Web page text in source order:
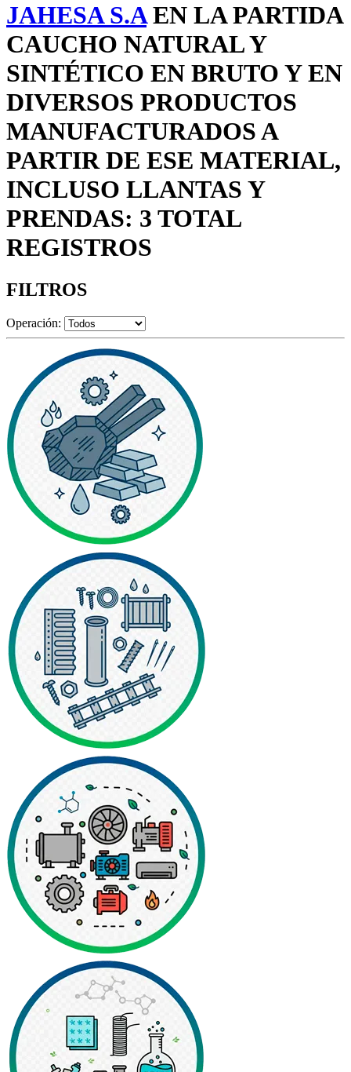
JAHESA S.AEN LA PARTIDA
CAUCHO NATURAL Y
SINTÉTICO EN BRUTO Y EN
DIVERSOS PRODUCTOS
MANUFACTURADOS A
PARTIR DE ESE MATERIAL,
INCLUSO LLANTAS Y
PRENDAS: 3 TOTAL
REGISTROS
FILTROS
Operación: